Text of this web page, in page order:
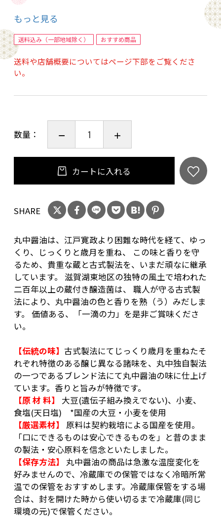
国産の丸大豆と国産の小麦を使用しており、香
りと旨みが特徴的で、刺身・寿司や煮物汁物、
普段使い全般にお使いいただけます。
●福あられ50g
い、昔からの製法で作られているサクッと軽い
います。
●手作り丸中醤油飴65g
兵庫県たつの市の昔ながらの製法を守る工房
で、職人さんに特別製造をお願いし丸中醤油飴
を作って頂いております。
中醤油で味付けした優しい味わいの手づくり醤
油飴です。
【賞味期限】
・丸中醸造醤油 2年
※開封後は2.3カ月を目途にお召し上がり下さ
い。
・福あられ 80日
・手作り醤油飴
※開封後は2.3カ月を目途にお召し上がり下さ
い。
もっと見る
送料込み（一部地域除く） おすすめ商品
送料や店舗概要についてはページ下部をご覧くださ
い。
数量：
カートに入れる
SHARE
丸中醤油は、江戸寛政より困難な時代を経て、ゆっ
くり、じっくりと歳月を重ね、 この味と香りを守
るため、貴重な蔵と古式製法を、いまだ頑なに継承
しています。 滋賀湖東地区の独特の風土で培われた
二百年以上の蔵付き醸造菌は、 職人が守る古式製
法により、丸中醤油の色と香りを熟（う）みだしま
す。 価値ある、「一滴の力」を是非ご賞味くださ
い。
【伝統の味】 古式製法にてじっくり歳月を重ねたそ
れぞれ特徴のある醸じ異なる諸味を、丸中独自製法
の一つであるブレンド法にて丸中醤油の味に仕上げ
ています。香りと旨みが特徴です。
【原 材 料】 大豆(遺伝子組み換えでない)、小麦、
食塩(天日塩) *国産の大豆・小麦を使用
【厳選素材】
原料は契約栽培による国産を使用。
「口にできるものは安心できるものを」と昔のまま
の製法・安心原料を信念といたしました。
【保存方法】
丸中醤油の商品は急激な温度変化を
好みませんので、冷蔵庫での保管ではなく冷暗所常
温での保管をおすすめします。冷蔵庫保管をする場
合は、封を開けた時から使い切るまで冷蔵庫(同じ
環境の元)で保管ください。